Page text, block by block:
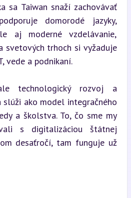
sa Taiwan snaží zachovávať
domorodé jazyky,
aj moderné vzdelávanie,
svetových trhoch si vyžaduje
vede a podnikaní.
technologický rozvoj a
slúži ako model integračného
a školstva. To, čo sme my
s digitalizáciou štátnej
desaťročí, tam funguje už